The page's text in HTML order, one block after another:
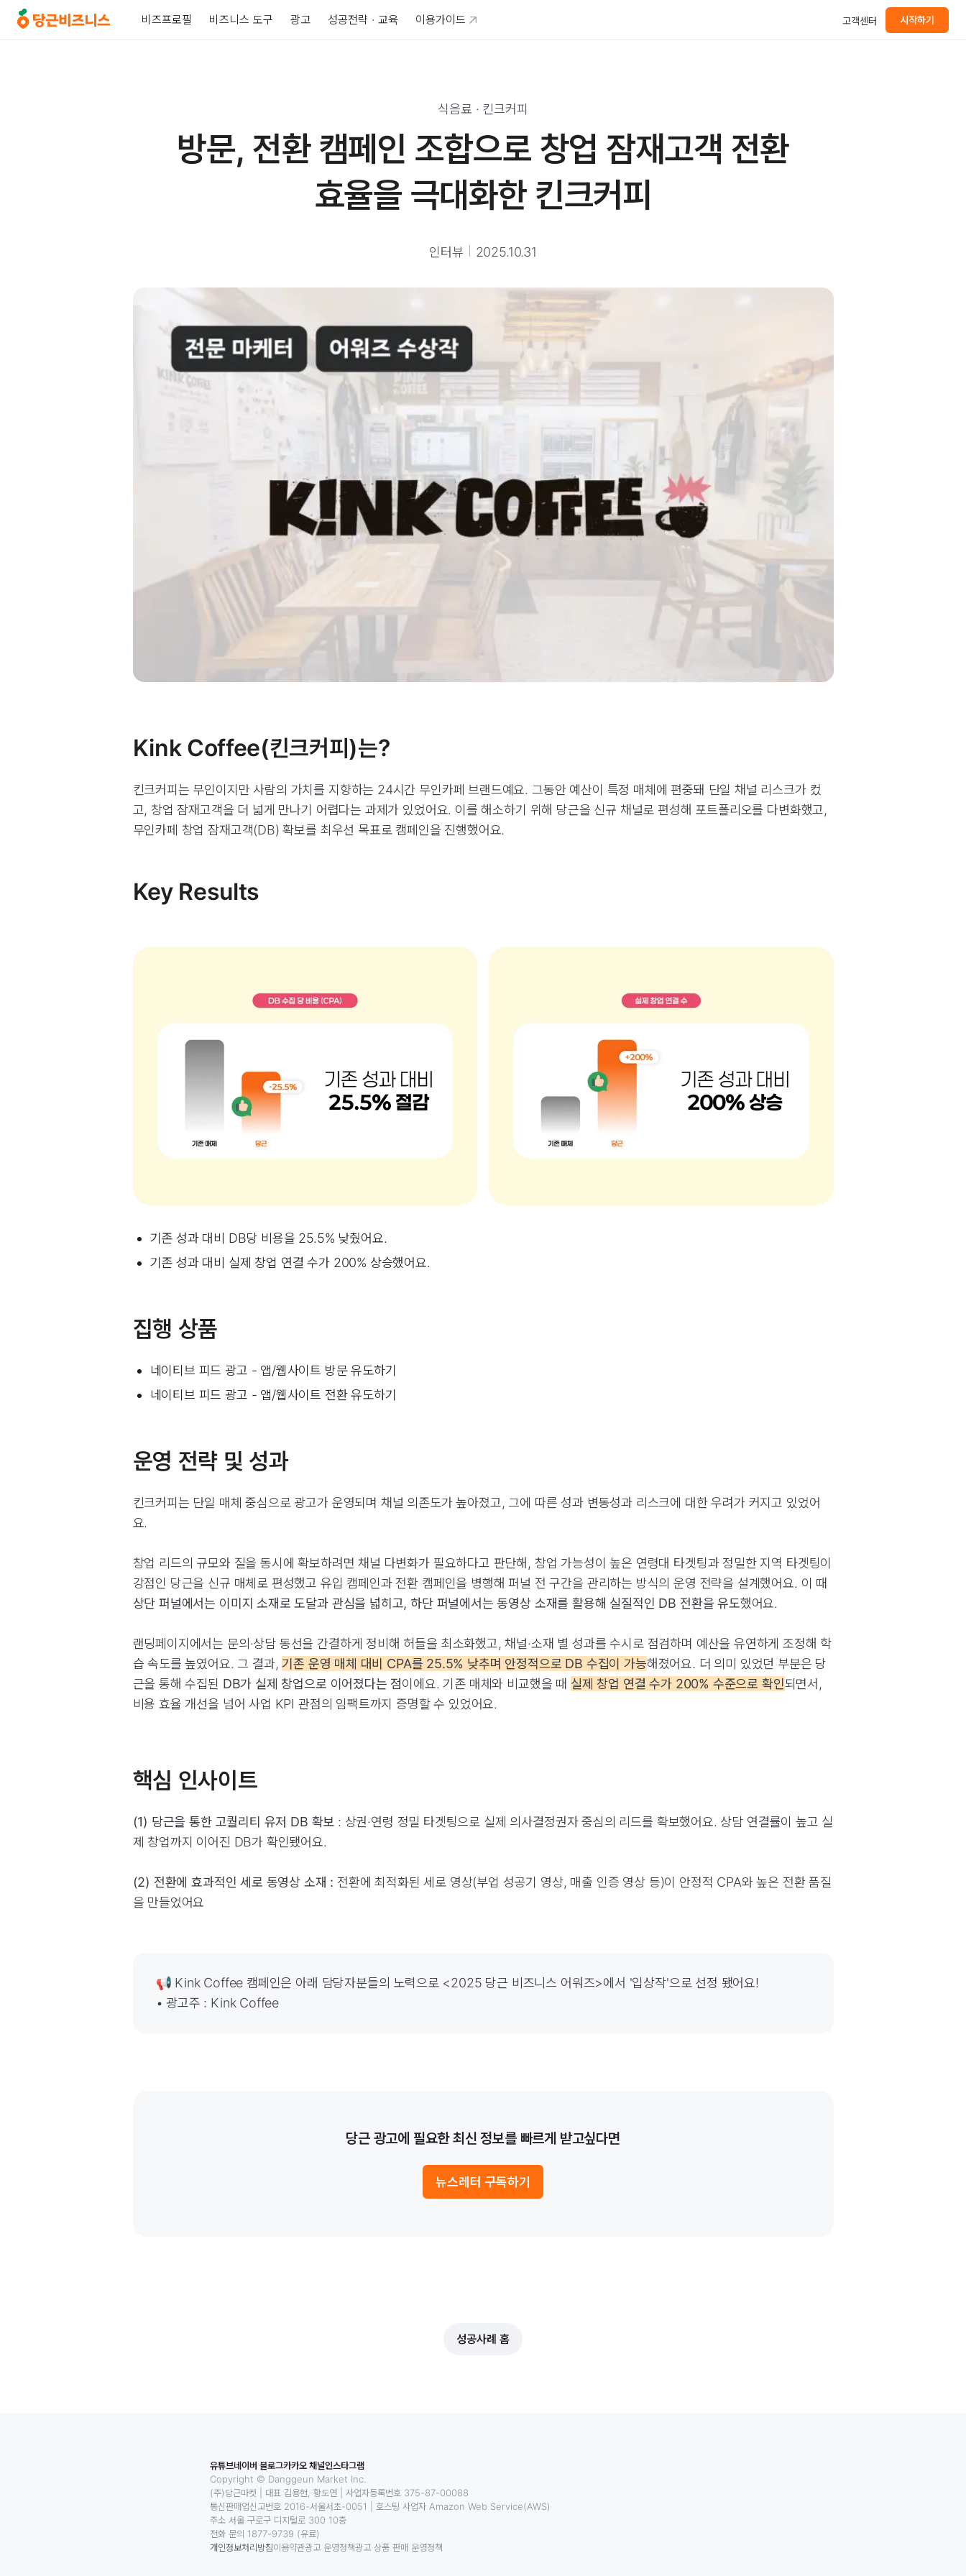
비즈프로필 비즈니스 도구 광고 성공전략 · 교육 이용가이드 고객센터 시작하기
식음료 · 킨크커피
방문, 전환 캠페인 조합으로 창업 잠재고객 전환
효율을 극대화한 킨크커피
인터뷰 2025.10.31
Kink Coffee(킨크커피)는?
킨크커피는 무인이지만 사람의 가치를 지향하는 24시간 무인카페 브랜드예요. 그동안 예산이 특정 매체에 편중돼 단일 채널 리스크가 컸
고, 창업 잠재고객을 더 넓게 만나기 어렵다는 과제가 있었어요. 이를 해소하기 위해 당근을 신규 채널로 편성해 포트폴리오를 다변화했고,
무인카페 창업 잠재고객(DB) 확보를 최우선 목표로 캠페인을 진행했어요.
Key Results
기존 성과 대비 DB당 비용을 25.5% 낮췄어요.
기존 성과 대비 실제 창업 연결 수가 200% 상승했어요.
집행 상품
네이티브 피드 광고 - 앱/웹사이트 방문 유도하기
네이티브 피드 광고 - 앱/웹사이트 전환 유도하기
운영 전략 및 성과
킨크커피는 단일 매체 중심으로 광고가 운영되며 채널 의존도가 높아졌고, 그에 따른 성과 변동성과 리스크에 대한 우려가 커지고 있었어
요.
창업 리드의 규모와 질을 동시에 확보하려면 채널 다변화가 필요하다고 판단해, 창업 가능성이 높은 연령대 타겟팅과 정밀한 지역 타겟팅이
강점인 당근을 신규 매체로 편성했고 유입 캠페인과 전환 캠페인을 병행해 퍼널 전 구간을 관리하는 방식의 운영 전략을 설계했어요. 이 때
상단 퍼널에서는 이미지 소재로 도달과 관심을 넓히고, 하단 퍼널에서는 동영상 소재를 활용해 실질적인 DB 전환을 유도했어요.
랜딩페이지에서는 문의·상담 동선을 간결하게 정비해 허들을 최소화했고, 채널·소재 별 성과를 수시로 점검하며 예산을 유연하게 조정해 학
습 속도를 높였어요. 그 결과,기존 운영 매체 대비 CPA를 25.5% 낮추며 안정적으로 DB 수집이 가능해졌어요. 더 의미 있었던 부분은 당
근을 통해 수집된 DB가 실제 창업으로 이어졌다는 점이에요. 기존 매체와 비교했을 때 실제 창업 연결 수가 200% 수준으로 확인되면서,
비용 효율 개선을 넘어 사업 KPI 관점의 임팩트까지 증명할 수 있었어요.
핵심 인사이트
(1) 당근을 통한 고퀄리티 유저 DB 확보 : 상권·연령 정밀 타겟팅으로 실제 의사결정권자 중심의 리드를 확보했어요. 상담 연결률이 높고 실
제 창업까지 이어진 DB가 확인됐어요.
(2) 전환에 효과적인 세로 동영상 소재 : 전환에 최적화된 세로 영상(부업 성공기 영상, 매출 인증 영상 등)이 안정적 CPA와 높은 전환 품질
을 만들었어요
📢 Kink Coffee 캠페인은 아래 담당자분들의 노력으로 <2025 당근 비즈니스 어워즈>에서 '입상작'으로 선정 됐어요!
• 광고주 : Kink Coffee
당근 광고에 필요한 최신 정보를 빠르게 받고싶다면
뉴스레터 구독하기
성공사례 홈
유튜브네이버 블로그카카오 채널인스타그램
Copyright © Danggeun Market Inc.
(주)당근마켓
대표 김용현, 황도연
사업자등록번호 375-87-00088
통신판매업신고번호 2016-서울서초-0051
호스팅 사업자 Amazon Web Service(AWS)
주소 서울 구로구 디지털로 300 10층
전화 문의 1877-9739 (유료)
개인정보처리방침이용약관광고 운영정책광고 상품 판매 운영정책